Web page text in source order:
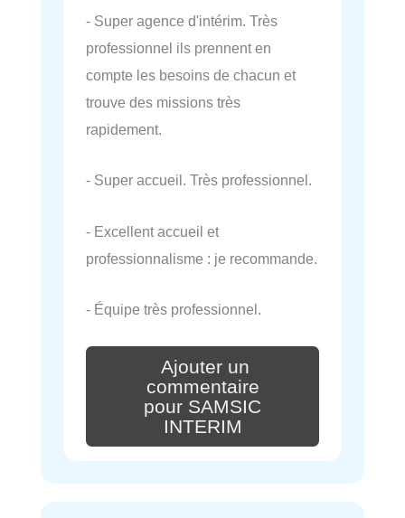
- Super agence d'intérim. Très
professionnel ils prennent en
compte les besoins de chacun et
trouve des missions très
rapidement.
- Super accueil. Très professionnel.
- Excellent accueil et
professionnalisme : je recommande.
- Équipe très professionnel.
Ajouter un
commentaire
pour SAMSIC
INTERIM